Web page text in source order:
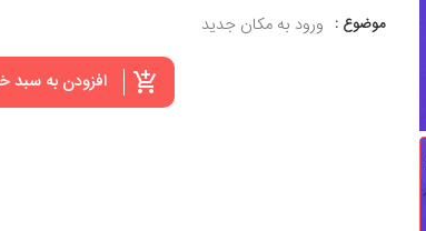
موضوع : ورود به مکان جدید
افزودن به سبد